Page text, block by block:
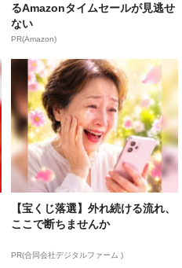
るAmazonタイムセールが見逃せ
ない
PR(Amazon)
【宝くじ落選】外れ続ける流れ、
ここで断ちませんか
PR(合同会社デジタルファーム )